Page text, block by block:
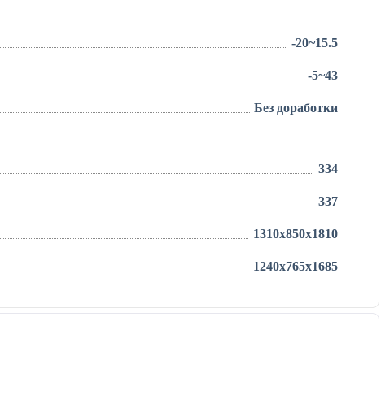
-20~15.5
-5~43
Без доработки
334
337
1310x850x1810
1240x765x1685